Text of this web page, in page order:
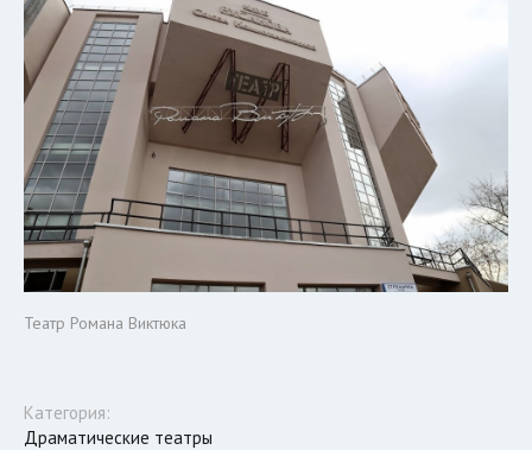
Театр Романа Виктюка
Категория:
Драматические театры